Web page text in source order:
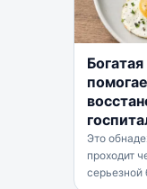
Это
проходит
серьезной